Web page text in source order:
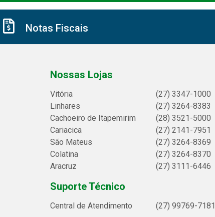
Notas Fiscais
Nossas Lojas
Vitória
(27) 3347-1000
Linhares
(27) 3264-8383
Cachoeiro de Itapemirim
(28) 3521-5000
Cariacica
(27) 2141-7951
São Mateus
(27) 3264-8369
Colatina
(27) 3264-8370
Aracruz
(27) 3111-6446
Suporte Técnico
Central de Atendimento (27) 99769-7181